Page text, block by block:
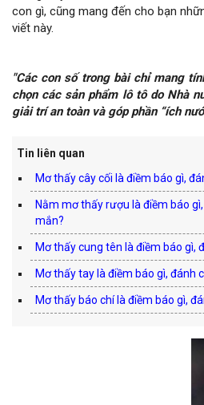
con gì, cũng mang đến cho bạn
viết này.
"Các con số trong bài chỉ mang
chọn các sản phẩm lô tô do Nhà
giải trí an toàn và góp phần “ích
Tin liên quan
Mơ thấy cây cối là điềm báo gì,
Nằm mơ thấy rượu là điềm báo
mắn?
Mơ thấy cung tên là điềm báo gì,
Mơ thấy tay là điềm báo gì, đánh
Mơ thấy báo chí là điềm báo gì,